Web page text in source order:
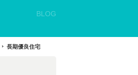
BLOG
長期優良住宅